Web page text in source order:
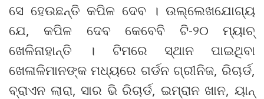
ସେ ହେଉଛନ୍ତି କପିଳ ଦେବ । ଉଲ୍ଲେଖଯୋଗ୍ୟ
ଯେ, କପିଳ ଦେବ କେବେବି ଟି-୨୦ ମ୍ୟାଚ୍
ଖେଳିନାହାନ୍ତି । ଟିମରେ ସ୍ଥାନ ପାଇଥିବା
ଖେଳାଳିମାନଙ୍କ ମଧ୍ୟରେ ଗର୍ଡନ ଗ୍ରୀନିଜ, ରିଚାର୍ଡ,
ବ୍ରାଏନ ଲାରା, ସାର ଭି ରିଚାର୍ଡ, ଇମ୍ରାନ ଖାନ, ୟାନ୍